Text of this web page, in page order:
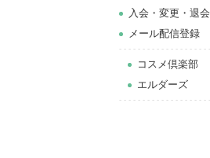
⼊会・変更・退会
メール配信登録
コスメ倶楽部
エルダーズ